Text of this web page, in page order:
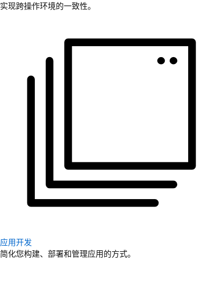
实现跨操作环境的一致性。
应用开发
简化您构建、部署和管理应用的方式。